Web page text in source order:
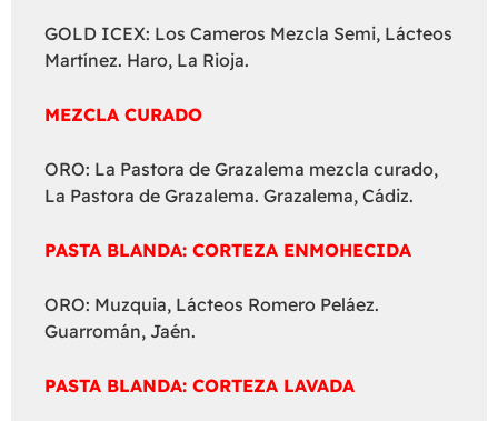
GOLD ICEX: Los Cameros Mezcla Semi, Lácteos
Martínez. Haro, La Rioja.
MEZCLA CURADO
ORO: La Pastora de Grazalema mezcla curado,
La Pastora de Grazalema. Grazalema, Cádiz.
PASTA BLANDA: CORTEZA ENMOHECIDA
ORO: Muzquia, Lácteos Romero Peláez.
Guarromán, Jaén.
PASTA BLANDA: CORTEZA LAVADA